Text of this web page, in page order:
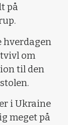
på
hverdagen
om
til den
i Ukraine
meget på